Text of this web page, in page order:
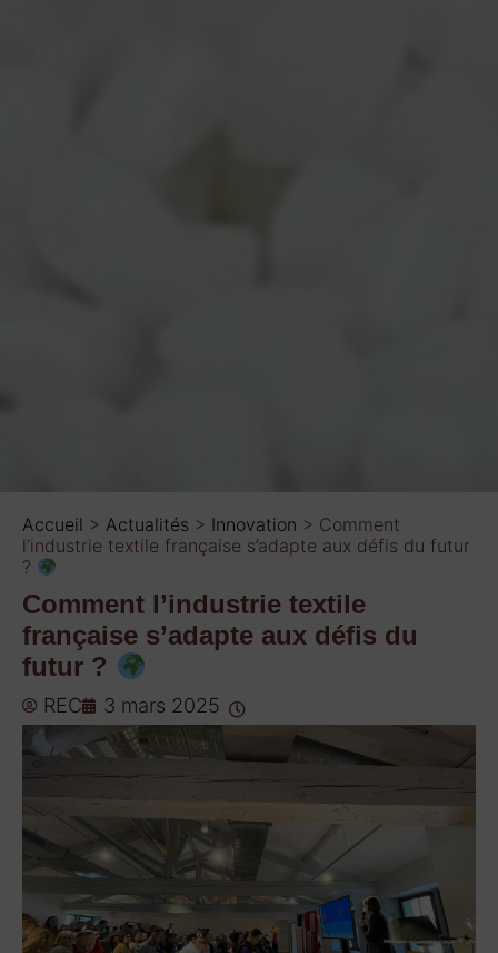
Accueil > Actualités > Innovation > Comment
l’industrie textile française s’adapte aux défis du futur
?
Comment l’industrie textile
française s’adapte aux défis du
futur ?
REC 3 mars 2025